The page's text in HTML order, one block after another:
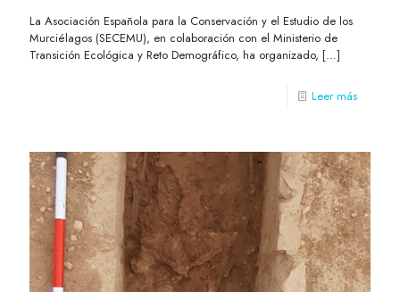
La Asociación Española para la Conservación y el Estudio de los
Murciélagos (SECEMU), en colaboración con el Ministerio de
Transición Ecológica y Reto Demográfico, ha organizado, […]
Leer más